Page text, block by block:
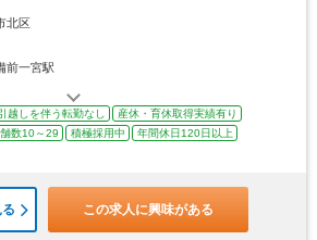
北区
前一宮駅
越しを伴う転勤なし
産休・育休取得実績有り
数10～29 積極採用中
年間休日120日以上
この求人に興味がある